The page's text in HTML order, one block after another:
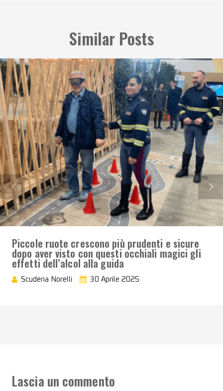
Similar Posts
Piccole ruote crescono più prudenti e sicure
dopo aver visto con questi occhiali magici gli
effetti dell’alcol alla guida
Scuderia Norelli 30 Aprile 2025
Lascia un commento